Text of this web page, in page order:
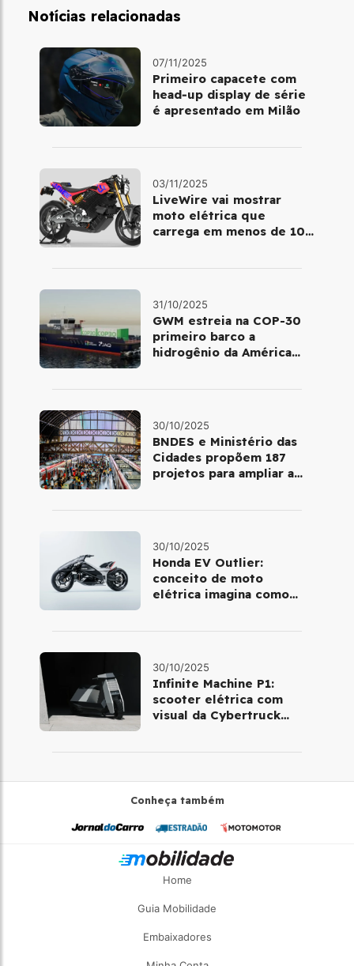
Notícias relacionadas
07/11/2025
Primeiro capacete com
head‑up display de série
é apresentado em Milão
03/11/2025
LiveWire vai mostrar
moto elétrica que
carrega em menos de 10
31/10/2025
GWM estreia na COP-30
primeiro barco a
hidrogênio da América
30/10/2025
BNDES e Ministério das
Cidades propõem 187
projetos para ampliar a
30/10/2025
Honda EV Outlier:
conceito de moto
elétrica imagina como
30/10/2025
Infinite Machine P1:
scooter elétrica com
visual da Cybertruck
Conheça também
Home
Guia Mobilidade
Embaixadores